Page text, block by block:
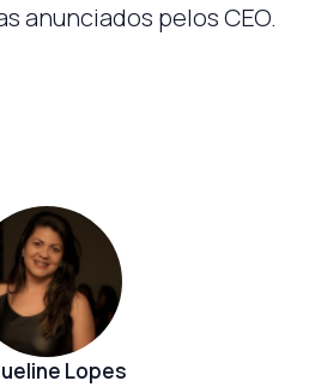
anunciados pelos CEO.
Lopes